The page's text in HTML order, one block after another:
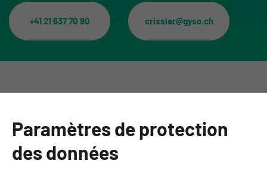
+41 21 637 70 90 crissier@gyso.ch
Informations
Paramètres de protection
des données